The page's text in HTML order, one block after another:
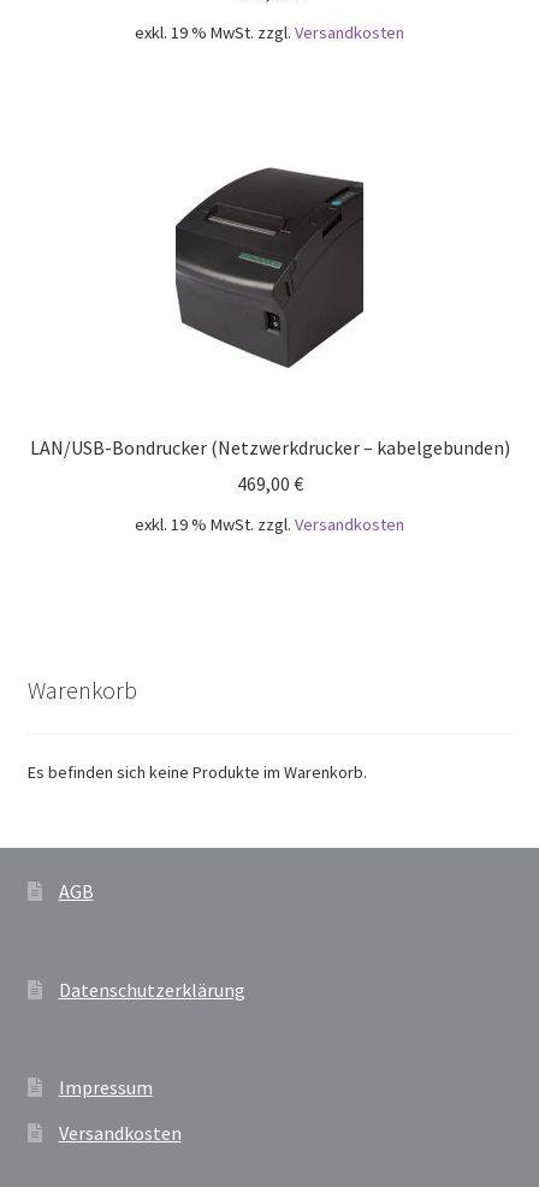
exkl. 19 % MwSt. zzgl. Versandkosten
LAN/USB-Bondrucker (Netzwerkdrucker – kabelgebunden)
469,00 €
exkl. 19 % MwSt. zzgl. Versandkosten
Warenkorb
Es befinden sich keine Produkte im Warenkorb.
AGB
Datenschutzerklärung
Impressum
Versandkosten